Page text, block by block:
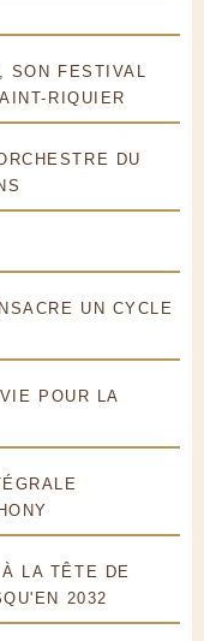
SON FESTIVAL
RIQUIER
DU
UN CYCLE
POUR LA
LA TÊTE DE
2032